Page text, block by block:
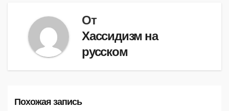
От
Хассидизм на
русском
Похожая запись